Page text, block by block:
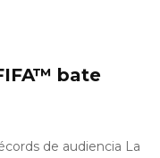
bate
de audiencia La